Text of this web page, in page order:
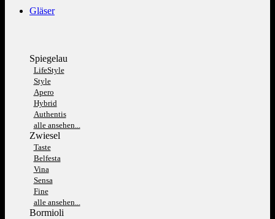
Gläser
Spiegelau
LifeStyle
Style
Apero
Hybrid
Authentis
alle ansehen...
Zwiesel
Taste
Belfesta
Vina
Sensa
Fine
alle ansehen...
Bormioli